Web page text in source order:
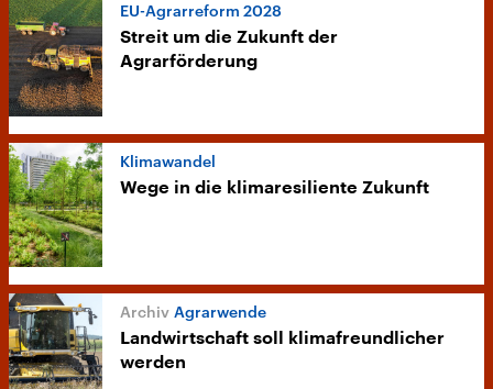
EU-Agrarreform 2028
Streit um die Zukunft der
Agrarförderung
Klimawandel
Wege in die klimaresiliente Zukunft
Agrarwende
Landwirtschaft soll klimafreundlicher
werden